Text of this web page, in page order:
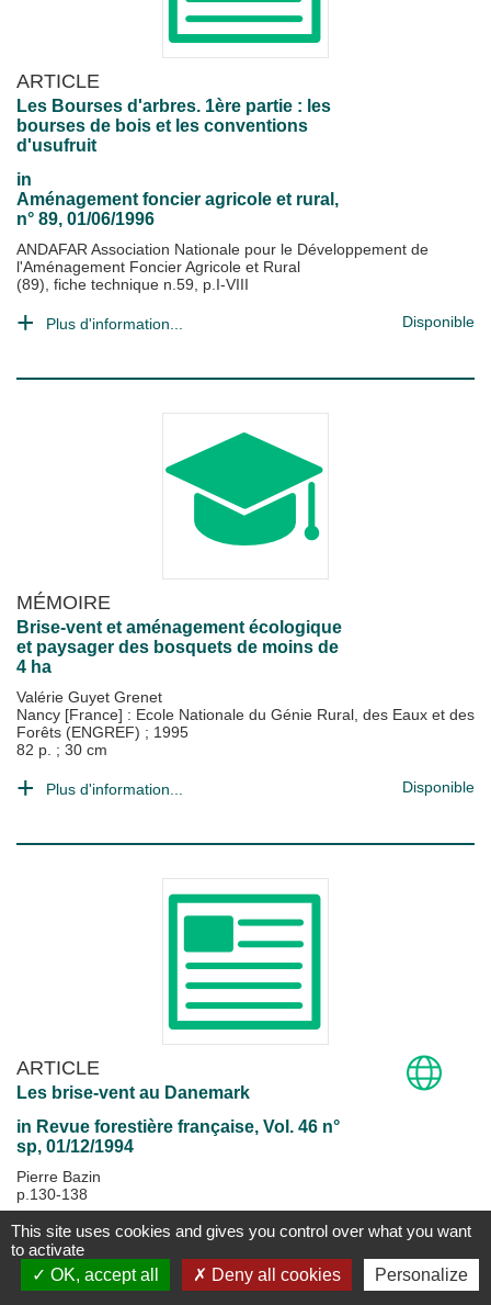
ARTICLE
Les Bourses d'arbres. 1ère partie : les
bourses de bois et les conventions
d'usufruit
in
Aménagement foncier agricole et rural ,
n° 89, 01/06/1996
ANDAFAR Association Nationale pour le Développement de
l'Aménagement Foncier Agricole et Rural
(89), fiche technique n.59, p.I-VIII
Plus d'information... Disponible
MÉMOIRE
Brise-vent et aménagement écologique
et paysager des bosquets de moins de
4 ha
Valérie Guyet Grenet
Nancy [France] : Ecole Nationale du Génie Rural, des Eaux et des
Forêts (ENGREF) ; 1995
82 p. ; 30 cm
Plus d'information... Disponible
ARTICLE
Les brise-vent au Danemark
in Revue forestière française, Vol. 46 n°
sp, 01/12/1994
Pierre Bazin
p.130-138
Plus d'information... Disponible
This site uses cookies and gives you control over what you want
to activate
OK, accept all
Deny all cookies Personalize